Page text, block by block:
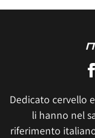
Dedicato cervello
li hanno nel
riferimento